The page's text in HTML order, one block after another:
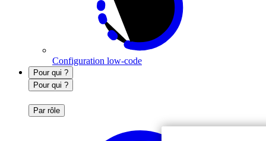
Configuration low-code
Pour qui ?
Pour qui ?
Par rôle